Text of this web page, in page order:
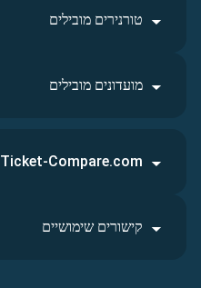
טורנירים מובילים
מועדונים מובילים
Ticket-Compare.com
קישורים שימושיים